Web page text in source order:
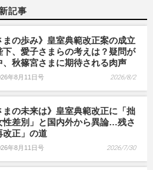
記事
まの歩み》皇室典範改正案の成立
下、愛子さまらの考えは？疑問が
、秋篠宮さまに期待される肉声
年8月11日号 2026/8/2
まの未来は》皇室典範改正に「拙
性差別」と国内外から異論…残さ
改正」の道
年8月11日号 2026/7/30